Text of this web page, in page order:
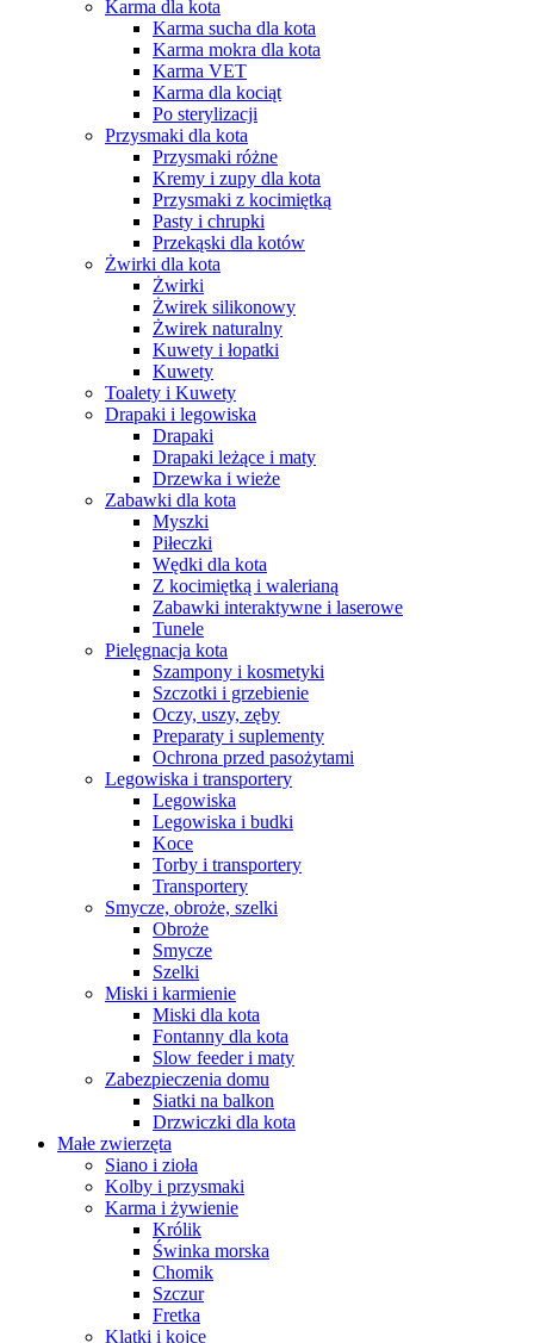
Karma dla kota
Karma sucha dla kota
Karma mokra dla kota
Karma VET
Karma dla kociąt
Po sterylizacji
Przysmaki dla kota
Przysmaki różne
Kremy i zupy dla kota
Przysmaki z kocimiętką
Pasty i chrupki
Przekąski dla kotów
Żwirki dla kota
Żwirki
Żwirek silikonowy
Żwirek naturalny
Kuwety i łopatki
Kuwety
Toalety i Kuwety
Drapaki i legowiska
Drapaki
Drapaki leżące i maty
Drzewka i wieże
Zabawki dla kota
Myszki
Piłeczki
Wędki dla kota
Z kocimiętką i walerianą
Zabawki interaktywne i laserowe
Tunele
Pielęgnacja kota
Szampony i kosmetyki
Szczotki i grzebienie
Oczy, uszy, zęby
Preparaty i suplementy
Ochrona przed pasożytami
Legowiska i transportery
Legowiska
Legowiska i budki
Koce
Torby i transportery
Transportery
Smycze, obroże, szelki
Obroże
Smycze
Szelki
Miski i karmienie
Miski dla kota
Fontanny dla kota
Slow feeder i maty
Zabezpieczenia domu
Siatki na balkon
Drzwiczki dla kota
Małe zwierzęta
Siano i zioła
Kolby i przysmaki
Karma i żywienie
Królik
Świnka morska
Chomik
Szczur
Fretka
Klatki i kojce